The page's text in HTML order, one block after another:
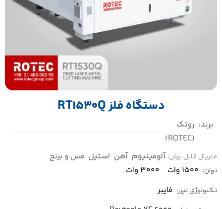
دستگاه فلز RT1530Q
برند: روتک
(ROTEC)
متریال قابل برش: آلومینیوم آهن استیل مس و برنج
توان: 1500 وات 3000 وات
تکنولوژی لیزر: فایبر